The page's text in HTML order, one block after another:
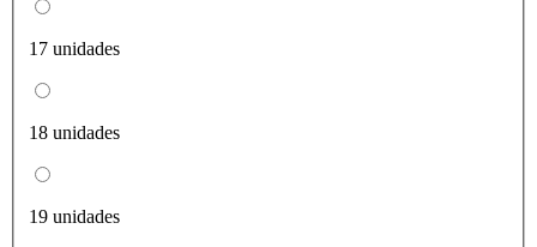
17 unidades
18 unidades
19 unidades